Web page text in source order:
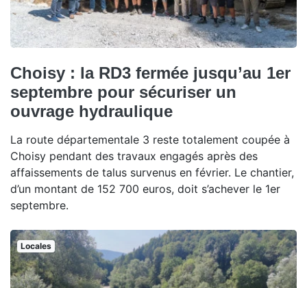
Choisy : la RD3 fermée jusqu’au 1er
septembre pour sécuriser un
ouvrage hydraulique
La route départementale 3 reste totalement coupée à
Choisy pendant des travaux engagés après des
affaissements de talus survenus en février. Le chantier,
d’un montant de 152 700 euros, doit s’achever le 1er
septembre.
Locales